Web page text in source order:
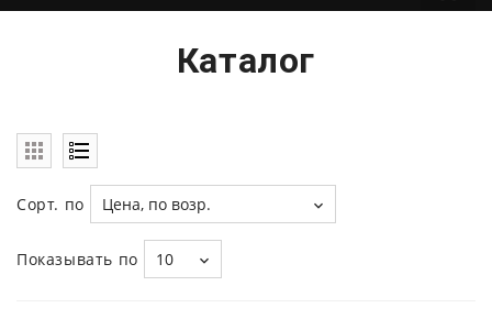
Каталог
Сорт. по Цена, по возр.
Показывать по 10